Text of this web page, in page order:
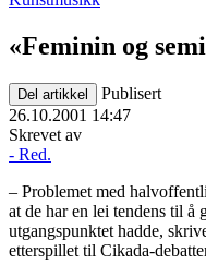
«Feminin og
Del artikkel
Publisert
26.10.2001 14:47
Skrevet av
- Red.
– Problemet med
at de har en lei tendens til å
utgangspunktet hadde,
etterspillet til Cikada-